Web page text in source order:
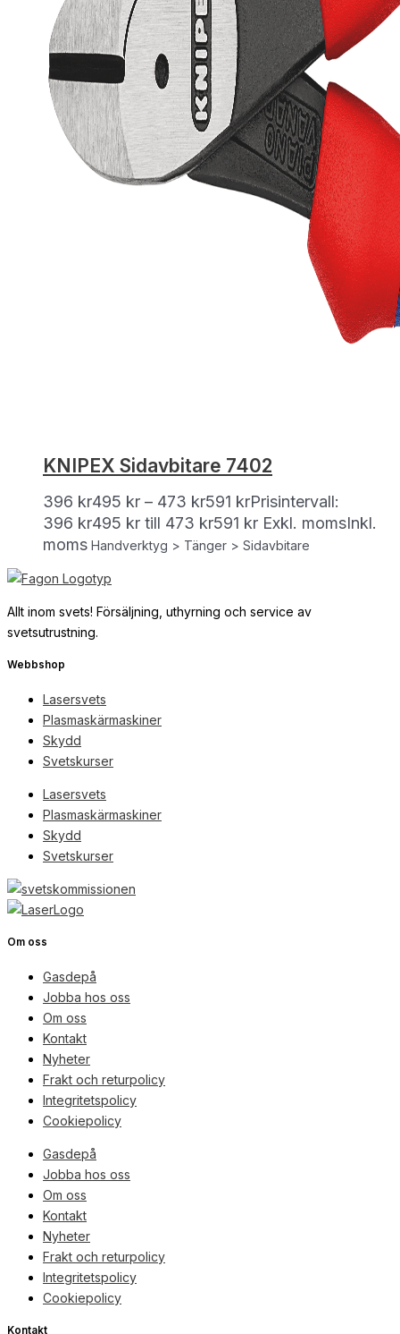
KNIPEX Sidavbitare 7402
396 kr495 kr – 473 kr591 krPrisintervall:
396 kr495 kr till 473 kr591 kr Exkl. momsInkl.
moms Handverktyg > Tänger > Sidavbitare
Allt inom svets! Försäljning, uthyrning och service av
svetsutrustning.
Webbshop
Lasersvets
Plasmaskärmaskiner
Skydd
Svetskurser
Lasersvets
Plasmaskärmaskiner
Skydd
Svetskurser
Om oss
Gasdepå
Jobba hos oss
Om oss
Kontakt
Nyheter
Frakt och returpolicy
Integritetspolicy
Cookiepolicy
Gasdepå
Jobba hos oss
Om oss
Kontakt
Nyheter
Frakt och returpolicy
Integritetspolicy
Cookiepolicy
Kontakt